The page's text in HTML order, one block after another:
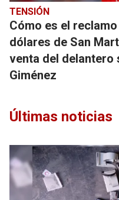
TENSIÓN
Cómo es el
dólares de San
venta del delantero
Giménez
Últimas noticias